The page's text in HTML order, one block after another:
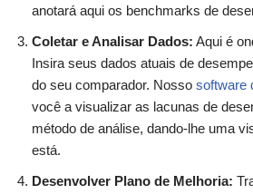
anotará aqui os benchmarks de
Coletar e Analisar Dados: Aqui é
Insira seus dados atuais de
do seu comparador. Nosso software
você a visualizar as lacunas de
método de análise, dando-lhe uma
está.
Desenvolver Plano de Melhoria: